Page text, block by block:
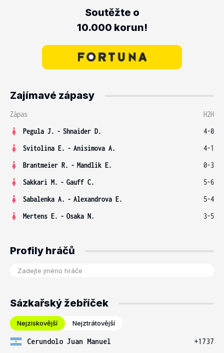
Soutěžte o
10.000 korun!
Zajímavé zápasy
Zápas
H2H
Pegula J. - Shnaider D.
4-0
Svitolina E. - Anisimova A.
4-1
Brantmeier R. - Mandlik E.
0-3
Sakkari M. - Gauff C.
5-6
Sabalenka A. - Alexandrova E.
5-4
Mertens E. - Osaka N. 3-5
Profily hráčů
Sázkařský žebříček
Nejziskovější Nejztrátovější
Cerundolo Juan Manuel
+1737